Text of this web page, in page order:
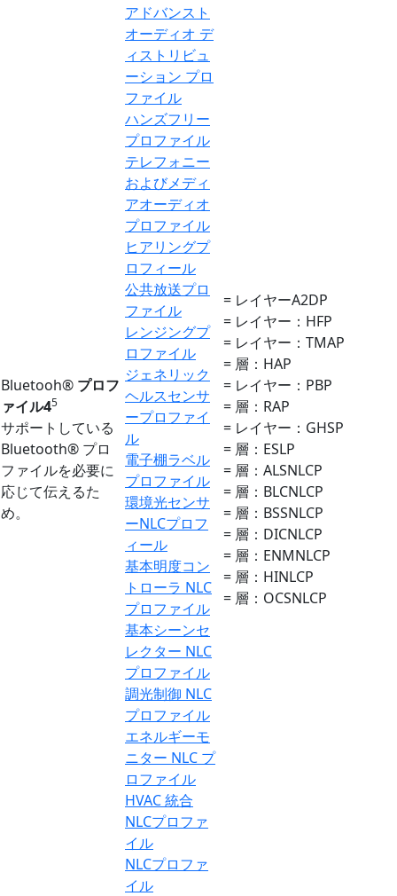
Bluetooh® プロフ
ァイル45
サポートしている
Bluetooth® プロ
ファイルを必要に
応じて伝えるた
め。
アドバンスト
オーディオ デ
ィストリビュ
ーション プロ
ファイル
ハンズフリー
プロファイル
テレフォニー
およびメディ
アオーディオ
プロファイル
ヒアリングプ
ロフィール
公共放送プロ
ファイル
レンジングプ
ロファイル
ジェネリック
ヘルスセンサ
ープロファイ
ル
電子棚ラベル
プロファイル
環境光センサ
ーNLCプロフ
ィール
基本明度コン
トローラ NLC
プロファイル
基本シーンセ
レクター NLC
プロファイル
調光制御 NLC
プロファイル
エネルギーモ
ニター NLC プ
ロファイル
HVAC 統合
NLCプロファ
イル
NLCプロファ
イル
= レイヤーA2DP
= レイヤー：HFP
= レイヤー：TMAP
= 層：HAP
= レイヤー：PBP
= 層：RAP
= レイヤー：GHSP
= 層：ESLP
= 層：ALSNLCP
= 層：BLCNLCP
= 層：BSSNLCP
= 層：DICNLCP
= 層：ENMNLCP
= 層：HINLCP
= 層：OCSNLCP